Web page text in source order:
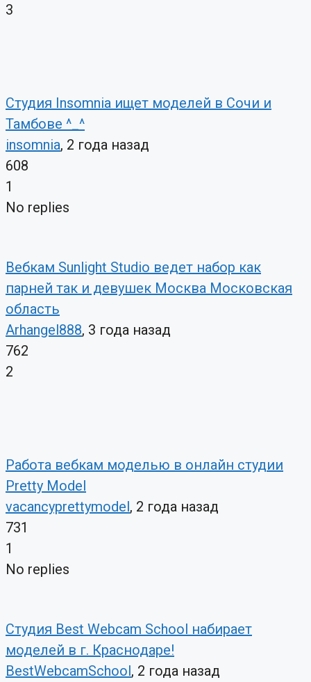
3
Студия Insomnia ищет моделей в Сочи и
Тамбове ^_^
insomnia, 2 года назад
608
1
No replies
Вебкам Sunlight Studio ведет набор как
парней так и девушек Москва Московская
область
Arhangel888, 3 года назад
762
2
Работа вебкам моделью в онлайн студии
Pretty Model
vacancyprettymodel, 2 года назад
731
1
No replies
Студия Best Webcam School набирает
моделей в г. Краснодаре!
BestWebcamSchool, 2 года назад